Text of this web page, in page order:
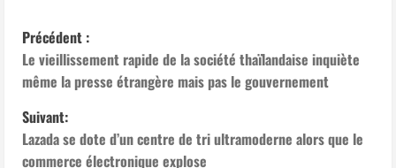
N
a
v
i
Précédent :
Le vieillissement rapide de la société thaïlandaise inquiète
même la presse étrangère mais pas le gouvernement
Suivant:
Lazada se dote d’un centre de tri ultramoderne alors que le
commerce électronique explose